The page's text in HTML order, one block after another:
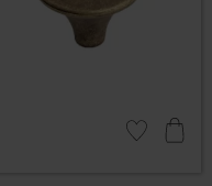
Lagre som